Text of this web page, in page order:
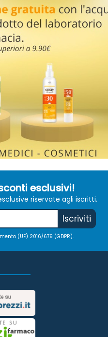
esclusivi!
riservate agli iscritti.
Iscriviti
(UE) 2016/679 (GDPR).